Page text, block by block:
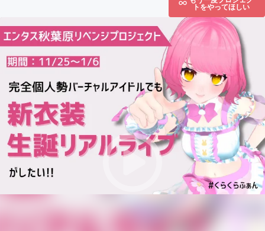
トをやってほしい